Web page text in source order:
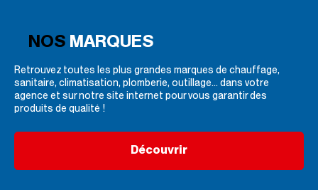
NOS MARQUES
Retrouvez toutes les plus grandes marques de chauffage,
sanitaire, climatisation, plomberie, outillage... dans votre
agence et sur notre site internet pour vous garantir des
produits de qualité !
Découvrir